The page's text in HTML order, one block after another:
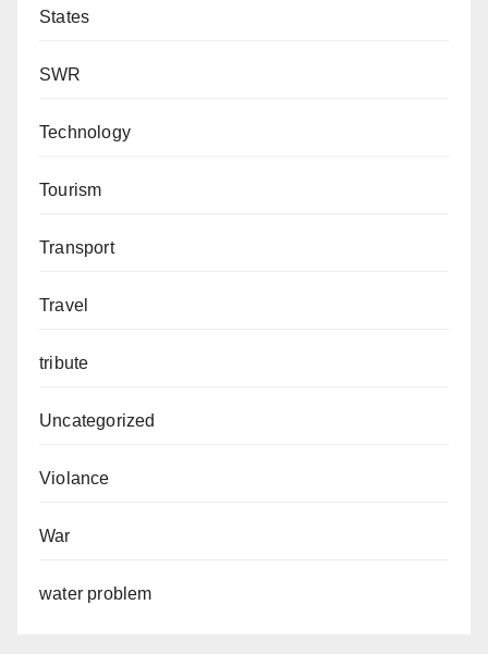
States
SWR
Technology
Tourism
Transport
Travel
tribute
Uncategorized
Violance
War
water problem